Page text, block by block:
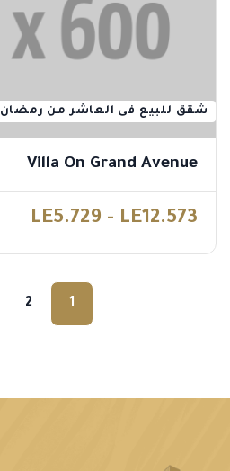
شقق للبيع فى العاشر من رمضان
Villa On Grand Avenue
LE5.729 - LE12.573
1
2